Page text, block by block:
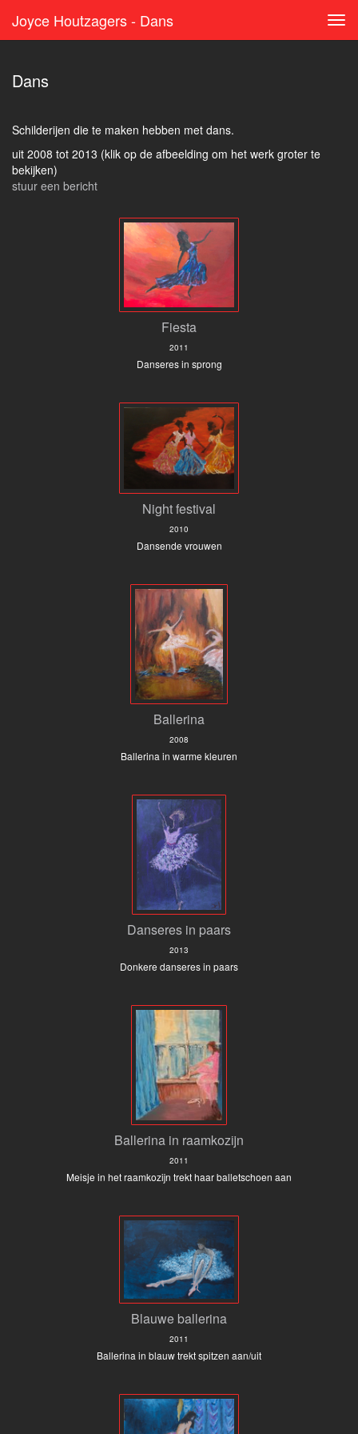
Joyce Houtzagers - Dans
Dans
Schilderijen die te maken hebben met dans.
uit 2008 tot 2013 (klik op de afbeelding om het werk groter te
bekijken)
stuur een bericht
Fiesta
2011
Danseres in sprong
Night festival
2010
Dansende vrouwen
Ballerina
2008
Ballerina in warme kleuren
Danseres in paars
2013
Donkere danseres in paars
Ballerina in raamkozijn
2011
Meisje in het raamkozijn trekt haar balletschoen aan
Blauwe ballerina
2011
Ballerina in blauw trekt spitzen aan/uit